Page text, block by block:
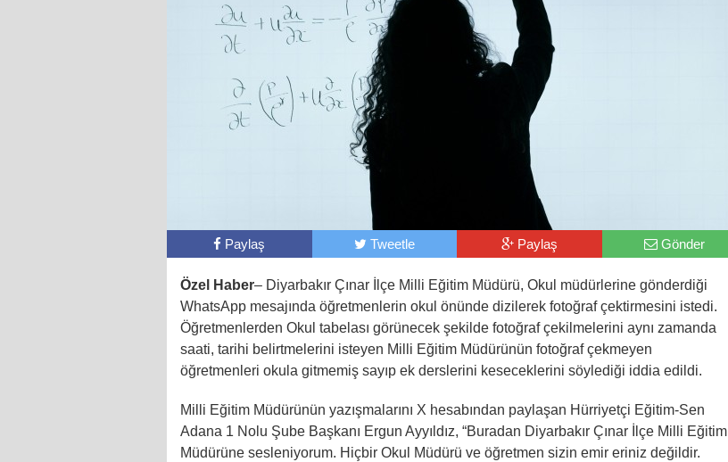
Paylaş Tweetle Paylaş Gönder
Özel Haber– Diyarbakır Çınar İlçe Milli Eğitim Müdürü, Okul müdürlerine gönderdiği
WhatsApp mesajında öğretmenlerin okul önünde dizilerek fotoğraf çektirmesini istedi.
Öğretmenlerden Okul tabelası görünecek şekilde fotoğraf çekilmelerini aynı zamanda
saati, tarihi belirtmelerini isteyen Milli Eğitim Müdürünün fotoğraf çekmeyen
öğretmenleri okula gitmemiş sayıp ek derslerini keseceklerini söylediği iddia edildi.
Milli Eğitim Müdürünün yazışmalarını X hesabından paylaşan Hürriyetçi Eğitim-Sen
Adana 1 Nolu Şube Başkanı Ergun Ayyıldız, “Buradan Diyarbakır Çınar İlçe Milli Eğitim
Müdürüne sesleniyorum. Hiçbir Okul Müdürü ve öğretmen sizin emir eriniz değildir.